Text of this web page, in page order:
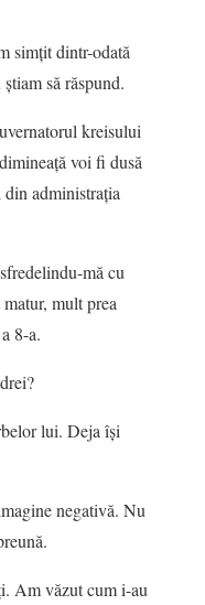
simţit dintr-odată
să răspund.
kreisului
voi fi dusă
din administraţia
mă cu
mult prea
8-a.
lui. Deja îşi
negativă. Nu
Am văzut cum i-au